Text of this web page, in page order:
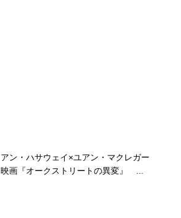
アン・ハサウェイ×ユアン・マクレガー
映画『オークストリートの異変』 ...